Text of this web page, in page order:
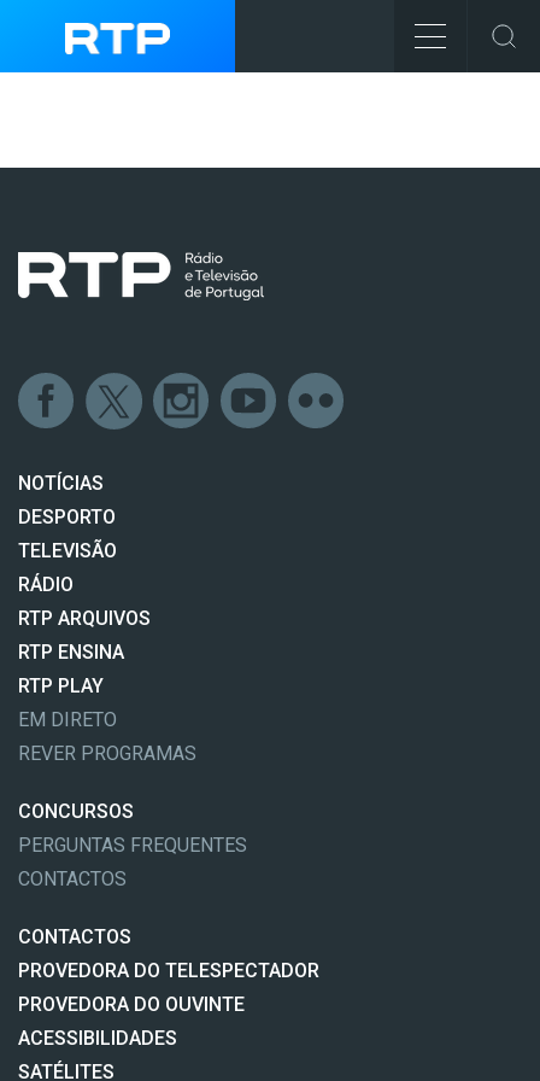
NOTÍCIAS
DESPORTO
TELEVISÃO
RÁDIO
RTP ARQUIVOS
RTP ENSINA
RTP PLAY
EM DIRETO
REVER PROGRAMAS
CONCURSOS
PERGUNTAS FREQUENTES
CONTACTOS
CONTACTOS
PROVEDORA DO TELESPECTADOR
PROVEDORA DO OUVINTE
ACESSIBILIDADES
SATÉLITES